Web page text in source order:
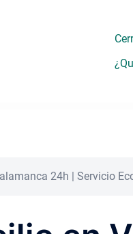
24h | Servicio